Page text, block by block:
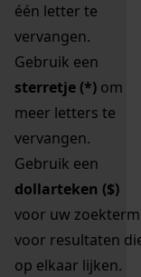
één letter te
vervangen.
Gebruik een
sterretje (*) om
meer letters te
vervangen.
Gebruik een
dollarteken ($)
voor uw zoekterm
voor resultaten
op elkaar lijken.